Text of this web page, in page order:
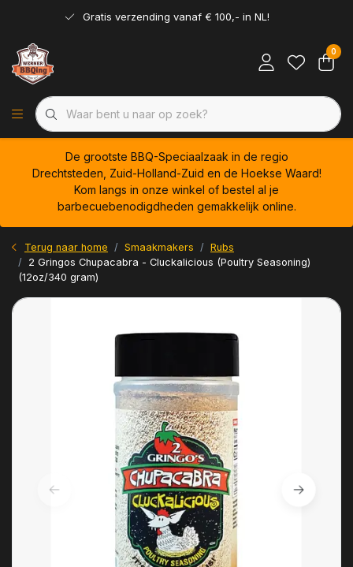
Gratis verzending vanaf € 100,- in NL!
0
De grootste BBQ-Speciaalzaak in de regio
Drechtsteden, Zuid-Holland-Zuid en de Hoekse Waard!
Kom langs in onze winkel of bestel al je
barbecuebenodigdheden gemakkelijk online.
Terug naar home Smaakmakers
Rubs
2 Gringos Chupacabra - Cluckalicious (Poultry Seasoning)
(12oz/340 gram)